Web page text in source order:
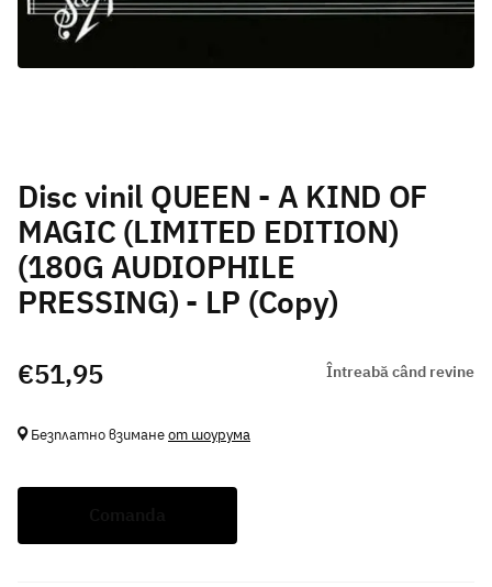
Disc vinil QUEEN - A KIND OF
MAGIC (LIMITED EDITION)
(180G AUDIOPHILE
PRESSING) - LP (Copy)
€51,95 Întreabă când revine
Безплатно взиманеот шоурума